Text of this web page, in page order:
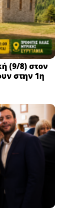
(9/8) στον
στην 1η